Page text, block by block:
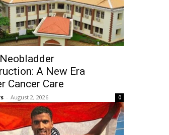
A New Era
Cancer Care
- August 2, 2026 0